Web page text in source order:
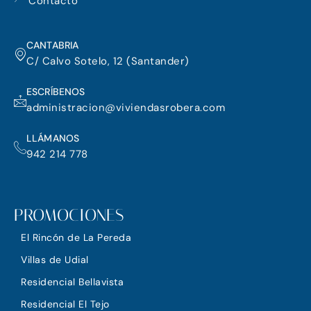
CANTABRIA
C/ Calvo Sotelo, 12 (Santander)
ESCRÍBENOS
administracion@viviendasrobera.com
LLÁMANOS
942 214 778
PROMOCIONES
El Rincón de La Pereda
Villas de Udial
Residencial Bellavista
Residencial El Tejo